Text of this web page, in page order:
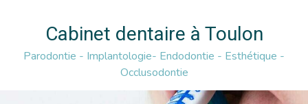
Cabinet dentaire à Toulon
Parodontie - Implantologie- Endodontie - Esthétique -
Occlusodontie